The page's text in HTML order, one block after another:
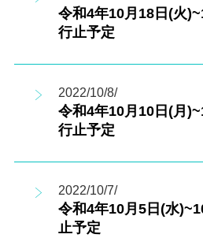
令和4年10月18日(火
行止予定
2022/10/8/
令和4年10月10日(月
行止予定
2022/10/7/
令和4年10月5日(水
止予定